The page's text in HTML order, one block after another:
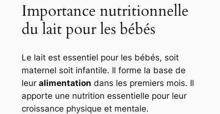
Importance nutritionnelle
du lait pour les bébés
Le lait est essentiel pour les bébés, soit
maternel soit infantile. Il forme la base de
leur alimentation dans les premiers mois. Il
apporte une nutrition essentielle pour leur
croissance physique et mentale.